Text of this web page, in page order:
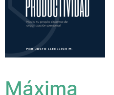
Máxima